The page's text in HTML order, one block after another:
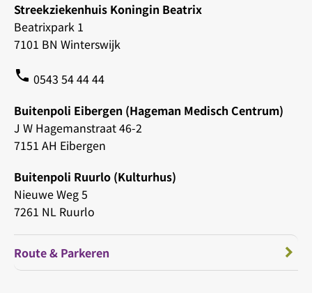
Streekziekenhuis Koningin Beatrix
Beatrixpark 1
7101 BN Winterswijk
phone 0543 54 44 44
Buitenpoli Eibergen (Hageman Medisch Centrum)
J W Hagemanstraat 46-2
7151 AH Eibergen
Buitenpoli Ruurlo (Kulturhus)
Nieuwe Weg 5
7261 NL Ruurlo
Route & Parkeren